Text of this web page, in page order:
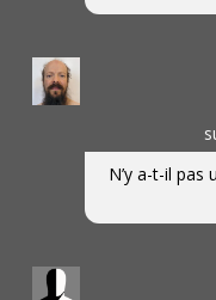
N’y a-t-il pas